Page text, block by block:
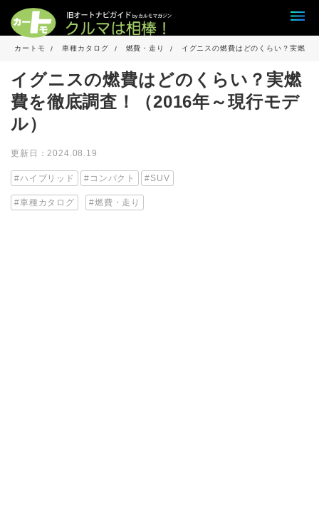
カートモ 車種カタログ 燃費・走り イグニスの燃費はどのくらい？実燃費
イグニスの燃費はどのくらい？実燃
費を徹底調査！（2016年～現行モデ
ル）
更新日：2024.08.19
ハイブリッド コンパクト SUV
車種カタログ 燃費・走り